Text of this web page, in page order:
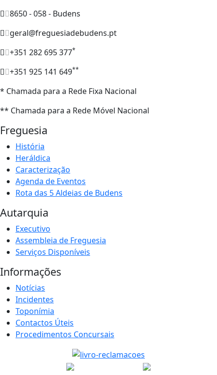
8650 - 058 - Budens
geral@freguesiadebudens.pt
+351 282 695 377*
+351 925 141 649**
* Chamada para a Rede Fixa Nacional
** Chamada para a Rede Móvel Nacional
Freguesia
História
Heráldica
Caracterização
Agenda de Eventos
Rota das 5 Aldeias de Budens
Autarquia
Executivo
Assembleia de Freguesia
Serviços Disponíveis
Informações
Notícias
Incidentes
Toponímia
Contactos Úteis
Procedimentos Concursais